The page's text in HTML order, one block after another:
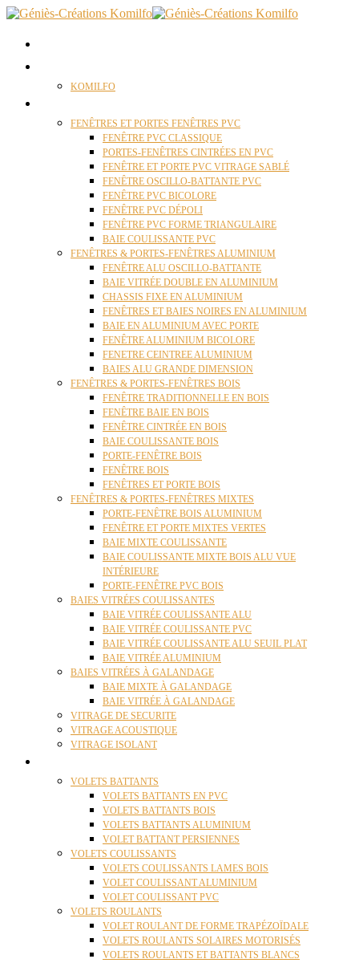
KOMILFO
FENÊTRES ET PORTES FENÊTRES PVC
FENÊTRE PVC CLASSIQUE
PORTES-FENÊTRES CINTRÉES EN PVC
FENÊTRE ET PORTE PVC VITRAGE SABLÉ
FENÊTRE OSCILLO-BATTANTE PVC
FENÊTRE PVC BICOLORE
FENÊTRE PVC DÉPOLI
FENÊTRE PVC FORME TRIANGULAIRE
BAIE COULISSANTE PVC
FENÊTRES & PORTES-FENÊTRES ALUMINIUM
FENÊTRE ALU OSCILLO-BATTANTE
BAIE VITRÉE DOUBLE EN ALUMINIUM
CHASSIS FIXE EN ALUMINIUM
FENÊTRES ET BAIES NOIRES EN ALUMINIUM
BAIE EN ALUMINIUM AVEC PORTE
FENÊTRE ALUMINIUM BICOLORE
FENETRE CEINTREE ALUMINIUM
BAIES ALU GRANDE DIMENSION
FENÊTRES & PORTES-FENÊTRES BOIS
FENÊTRE TRADITIONNELLE EN BOIS
FENÊTRE BAIE EN BOIS
FENÊTRE CINTRÉE EN BOIS
BAIE COULISSANTE BOIS
PORTE-FENÊTRE BOIS
FENÊTRE BOIS
FENÊTRES ET PORTE BOIS
FENÊTRES & PORTES-FENÊTRES MIXTES
PORTE-FENÊTRE BOIS ALUMINIUM
FENÊTRE ET PORTE MIXTES VERTES
BAIE MIXTE COULISSANTE
BAIE COULISSANTE MIXTE BOIS ALU VUE
INTÉRIEURE
PORTE-FENÊTRE PVC BOIS
BAIES VITRÉES COULISSANTES
BAIE VITRÉE COULISSANTE ALU
BAIE VITRÉE COULISSANTE PVC
BAIE VITRÉE COULISSANTE ALU SEUIL PLAT
BAIE VITRÉE ALUMINIUM
BAIES VITRÉES À GALANDAGE
BAIE MIXTE À GALANDAGE
BAIE VITRÉE À GALANDAGE
VITRAGE DE SECURITE
VITRAGE ACOUSTIQUE
VITRAGE ISOLANT
VOLETS BATTANTS
VOLETS BATTANTS EN PVC
VOLETS BATTANTS BOIS
VOLETS BATTANTS ALUMINIUM
VOLET BATTANT PERSIENNES
VOLETS COULISSANTS
VOLETS COULISSANTS LAMES BOIS
VOLET COULISSANT ALUMINIUM
VOLET COULISSANT PVC
VOLETS ROULANTS
VOLET ROULANT DE FORME TRAPÉZOÏDALE
VOLETS ROULANTS SOLAIRES MOTORISÉS
VOLETS ROULANTS ET BATTANTS BLANCS